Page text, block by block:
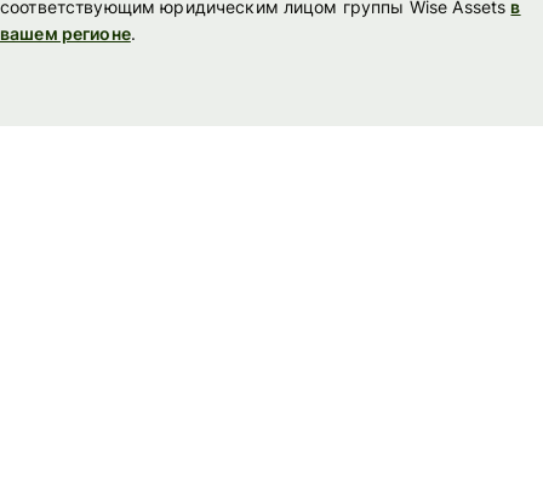
соответствующим юридическим лицом группы Wise Assets в
вашем регионе.